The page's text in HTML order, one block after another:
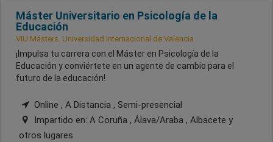
Máster Universitario en Psicología de la
Educación
VIU Másters. Universidad Internacional de Valencia
¡Impulsa tu carrera con el Máster en Psicología de la
Educación y conviértete en un agente de cambio para el
futuro de la educación!
Online , A Distancia , Semi-presencial
Impartido en: A Coruña , Álava/Araba , Albacete y
otros lugares